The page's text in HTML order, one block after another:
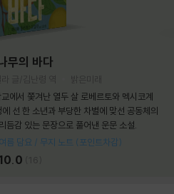
무의 바다
에서 쫓겨난 열두 살 로베르토와 멕시코계
선 한 소년과 부당한 차별에 맞선 공동체의
듬감 있는 문장으로 풀어낸 운문 소설.
름 담요 / 무지 노트 (포인트차감)